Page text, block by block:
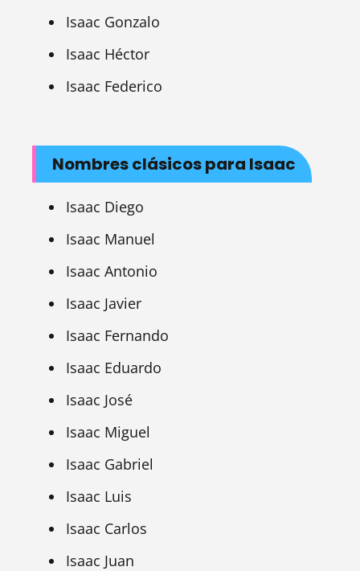
Isaac Gonzalo
Isaac Héctor
Isaac Federico
Nombres clásicos para Isaac
Isaac Diego
Isaac Manuel
Isaac Antonio
Isaac Javier
Isaac Fernando
Isaac Eduardo
Isaac José
Isaac Miguel
Isaac Gabriel
Isaac Luis
Isaac Carlos
Isaac Juan